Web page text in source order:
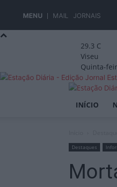
MENU MAIL JORNAIS
29.3 C
Viseu
Quinta-
INÍCIO
Destaques